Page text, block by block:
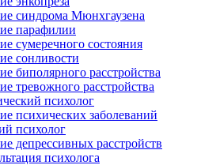
синдрома Мюнхгаузена
парафилии
сумеречного состояния
сонливости
биполярного расстройства
тревожного расстройства
психолог
психических заболеваний
психолог
депрессивных расстройств
психолога